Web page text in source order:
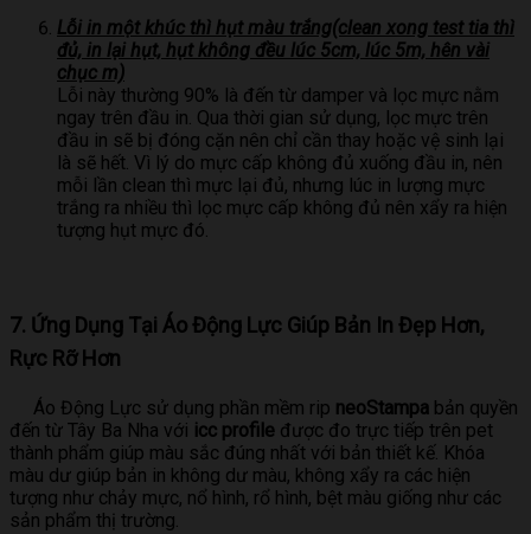
Lỗi in một khúc thì hụt màu trắng(clean xong test tia thì
đủ, in lại hụt, hụt không đều lúc 5cm, lúc 5m, hên vài
chục m)
Lỗi này thường 90% là đến từ damper và lọc mực nằm
ngay trên đầu in. Qua thời gian sử dụng, lọc mực trên
đầu in sẽ bị đóng cặn nên chỉ cần thay hoặc vệ sinh lại
là sẽ hết. Vì lý do mực cấp không đủ xuống đầu in, nên
mỗi lần clean thì mực lại đủ, nhưng lúc in lượng mực
trắng ra nhiều thì lọc mực cấp không đủ nên xẩy ra hiện
tượng hụt mực đó.
7. Ứng Dụng Tại Áo Động Lực Giúp Bản In Đẹp Hơn,
Rực Rỡ Hơn
Áo Động Lực sử dụng phần mềm rip neoStampa bản quyền
đến từ Tây Ba Nha với icc profile được đo trực tiếp trên pet
thành phẩm giúp màu sắc đúng nhất với bản thiết kế. Khóa
màu dư giúp bản in không dư màu, không xẩy ra các hiện
tượng như chảy mực, nổ hình, rổ hình, bệt màu giống như các
sản phẩm thị trường.